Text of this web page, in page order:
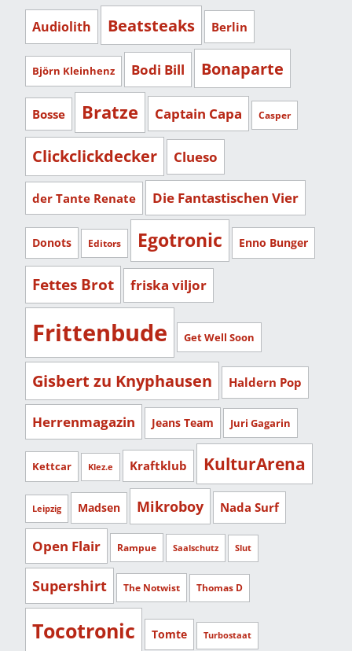
Audiolith Beatsteaks Berlin
Björn Kleinhenz Bodi Bill Bonaparte
Bosse Bratze Captain Capa Casper
Clickclickdecker Clueso
der Tante Renate Die Fantastischen Vier
Donots Editors Egotronic Enno Bunger
Fettes Brot friska viljor
Frittenbude Get Well Soon
Gisbert zu Knyphausen Haldern Pop
Herrenmagazin Jeans Team Juri Gagarin
Kettcar Klez.e Kraftklub KulturArena
Leipzig Madsen Mikroboy Nada Surf
Open Flair Rampue Saalschutz Slut
Supershirt The Notwist Thomas D
Tocotronic Tomte Turbostaat